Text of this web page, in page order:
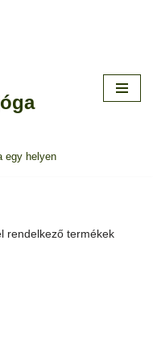
egy helyen
rendelkező termékek